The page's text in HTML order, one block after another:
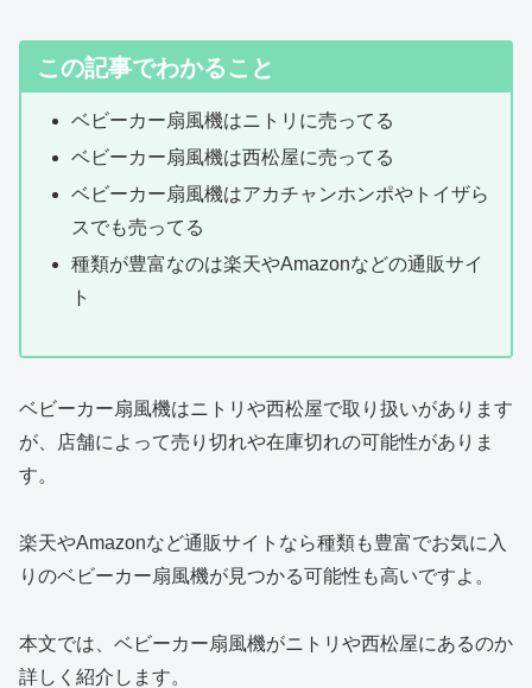
この記事でわかること
ベビーカー扇風機はニトリに売ってる
ベビーカー扇風機は西松屋に売ってる
ベビーカー扇風機はアカチャンホンポやトイザら
スでも売ってる
種類が豊富なのは楽天やAmazonなどの通販サイ
ト
ベビーカー扇風機はニトリや西松屋で取り扱いがあります
が、店舗によって売り切れや在庫切れの可能性がありま
す。
楽天やAmazonなど通販サイトなら種類も豊富でお気に入
りのベビーカー扇風機が見つかる可能性も高いですよ。
本文では、ベビーカー扇風機がニトリや西松屋にあるのか
詳しく紹介します。